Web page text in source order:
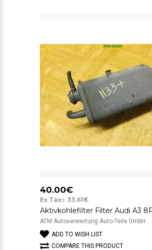
40.00€
Ex Tax:: 33.61€
ATM Autoverwertung Auto-Teile GmbH ..
ADD TO WISH LIST
COMPARE THIS PRODUCT